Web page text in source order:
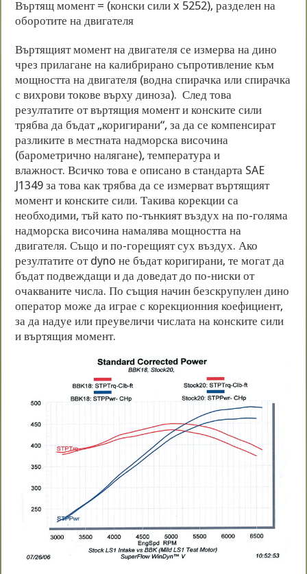
Въртящ момент = (конски сили x 5252), разделен на
оборотите на двигателя
Въртящият момент на двигателя се измерва на дино
чрез прилагане на калибрирано съпротивление към
мощността на двигателя (водна спирачка или спирачка
с вихрови токове върху диноза). След това
резултатите от въртящия момент и конските сили
трябва да бъдат „коригирани“, за да се компенсират
разликите в местната надморска височина
(барометрично налягане), температура и
влажност. Всичко това е описано в стандарта SAE
J1349 за това как трябва да се измерват въртящият
момент и конските сили. Такива корекции са
необходими, тъй като по-тънкият въздух на по-голяма
надморска височина намалява мощността на
двигателя. Също и по-горещият сух въздух. Ако
резултатите от dyno не бъдат коригирани, те могат да
бъдат подвеждащи и да доведат до по-ниски от
очакваните числа. По същия начин безскрупулен дино
оператор може да играе с корекционния коефициент,
за да надуе или преувеличи числата на конските сили
и въртящия момент.